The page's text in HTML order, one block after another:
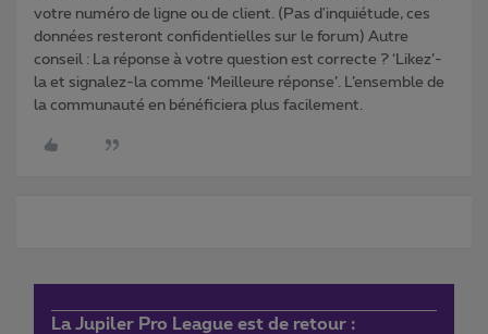
votre numéro de ligne ou de client. (Pas d'inquiétude, ces
données resteront confidentielles sur le forum) Autre
conseil : La réponse à votre question est correcte ? ‘Likez’-
la et signalez-la comme ‘Meilleure réponse’. L’ensemble de
la communauté en bénéficiera plus facilement.
La Jupiler Pro League est de retour :